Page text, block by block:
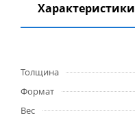
Характеристики
Толщина
Формат
Вес